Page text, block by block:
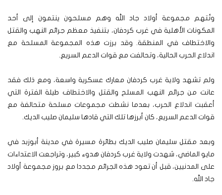
وتُتهم مجموعة أولاد جاد الله وهم مسلحون ينتمون إلى أحد
المكونات الأهلية في غرب كردفان، بتنفيذ معظم جرائم النهب والقتل
والاختطاف في المنطقة. وقد برزت هذه المجموعة المسلحة مع
اندلاع الحرب الحالية، وتحالفت مع قوات الدعم السريع.
ولم تشهد ولاية غرب كردفان معارك عسكرية واسعة، ومع ذلك فقد
عانت من جرائم النهب المسلح والقتل والاختطاف طيلة الفترة التي
أعقبت اندلاع الحرب، بعدما نشطت مجموعات مسلحة متحالفة مع
قوات الدعم السريع، كان أبرزها تلك التي قادها سليمان صليب الديك.
وبعد مقتل سليمان صليب الديك بطائرة مسيرة في مدينة أبوزبد في
مايو الماضي، شهدت ولاية غرب كردفان هدوء كبير، وتراجعت الاعتداءات
على المدنيين، قبل أن تعود هذه الجرائم مجددا مع بروز مجموعة أولاد
جاد الله.